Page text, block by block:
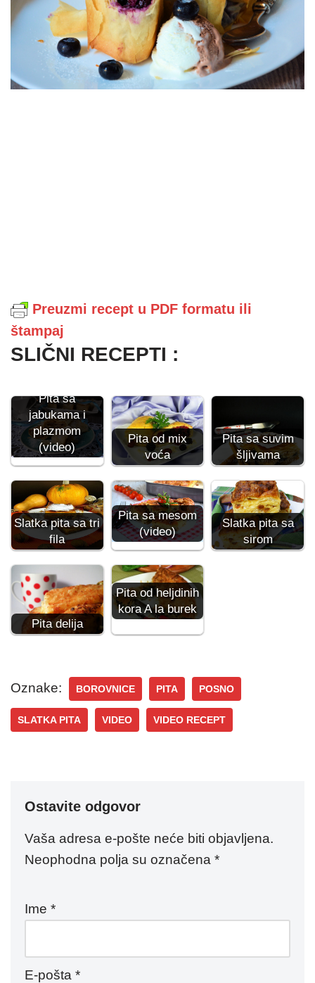
Preuzmi recept u PDF formatu ili
štampaj
SLIČNI RECEPTI :
Pita sa
jabukama i
plazmom
(video)
Pita od mix
voća
Pita sa suvim
šljivama
Slatka pita sa tri
fila
Pita sa mesom
(video)
Slatka pita sa
sirom
Pita delija
Pita od heljdinih
kora A la burek
Oznake: BOROVNICE PITA POSNO
SLATKA PITA VIDEO VIDEO RECEPT
Ostavite odgovor
Vaša adresa e-pošte neće biti objavljena.
Neophodna polja su označena *
Ime *
E-pošta *